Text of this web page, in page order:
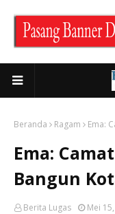
Beranda Ragam Ema:
Ema:
Bangun
Berita Lugas Mei